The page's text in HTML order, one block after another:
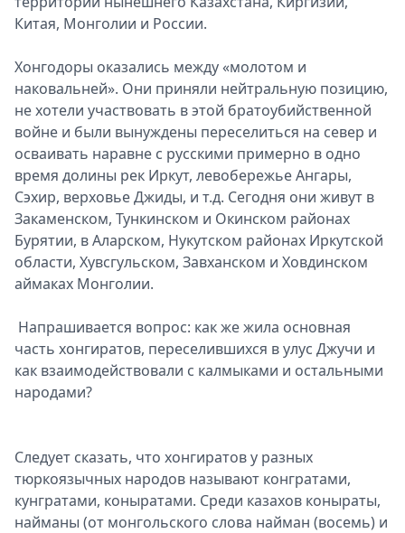
Китая, Монголии и России.
Хонгодоры оказались между «молотом и
наковальней». Они приняли нейтральную позицию,
не хотели участвовать в этой братоубийственной
войне и были вынуждены переселиться на север и
осваивать наравне с русскими примерно в одно
время долины рек Иркут, левобережье Ангары,
Сэхир, верховье Джиды, и т.д. Сегодня они живут в
Закаменском, Тункинском и Окинском районах
Бурятии, в Аларском, Нукутском районах Иркутской
области, Хувсгульском, Завханском и Ховдинском
аймаках Монголии.
Напрашивается вопрос: как же жила основная
часть хонгиратов, переселившихся в улус Джучи и
как взаимодействовали с калмыками и остальными
народами?
Следует сказать, что хонгиратов у разных
тюркоязычных народов называют конгратами,
кунгратами, коныратами. Среди казахов коныраты,
найманы (от монгольского слова найман (восемь) и